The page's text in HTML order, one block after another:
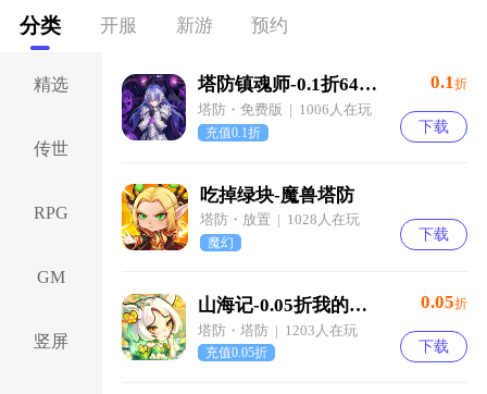
分类 开服 新游 预约
精选
传世
RPG
GM
竖屏
塔防镇魂师-0.1折648福利版-混服
塔防・免费版 | 1006人在玩
充值0.1折
0.1折
下载
吃掉绿块-魔兽塔防
塔防・放置 | 1028人在玩
魔幻
下载
山海记-0.05折我的刀盾-绿色服
塔防・塔防 | 1203人在玩
充值0.05折
0.05折
下载